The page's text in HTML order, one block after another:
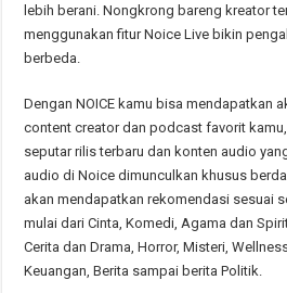
lebih berani. Nongkrong bareng kreator
menggunakan fitur Noice Live bikin
berbeda.
Dengan NOICE kamu bisa mendapatkan
content creator dan podcast favorit
seputar rilis terbaru dan konten audio
audio di Noice dimunculkan khusus
akan mendapatkan rekomendasi sesuai
mulai dari Cinta, Komedi, Agama dan
Cerita dan Drama, Horror, Misteri,
Keuangan, Berita sampai berita Politik.